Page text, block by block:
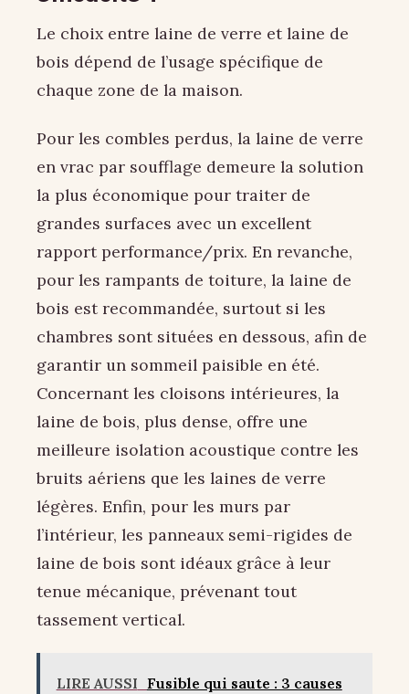
Le choix entre laine de verre et laine de
bois dépend de l’usage spécifique de
chaque zone de la maison.
Pour les combles perdus, la laine de verre
en vrac par soufflage demeure la solution
la plus économique pour traiter de
grandes surfaces avec un excellent
rapport performance/prix. En revanche,
pour les rampants de toiture, la laine de
bois est recommandée, surtout si les
chambres sont situées en dessous, afin de
garantir un sommeil paisible en été.
Concernant les cloisons intérieures, la
laine de bois, plus dense, offre une
meilleure isolation acoustique contre les
bruits aériens que les laines de verre
légères. Enfin, pour les murs par
l’intérieur, les panneaux semi-rigides de
laine de bois sont idéaux grâce à leur
tenue mécanique, prévenant tout
tassement vertical.
LIRE AUSSI Fusible qui saute : 3 causes